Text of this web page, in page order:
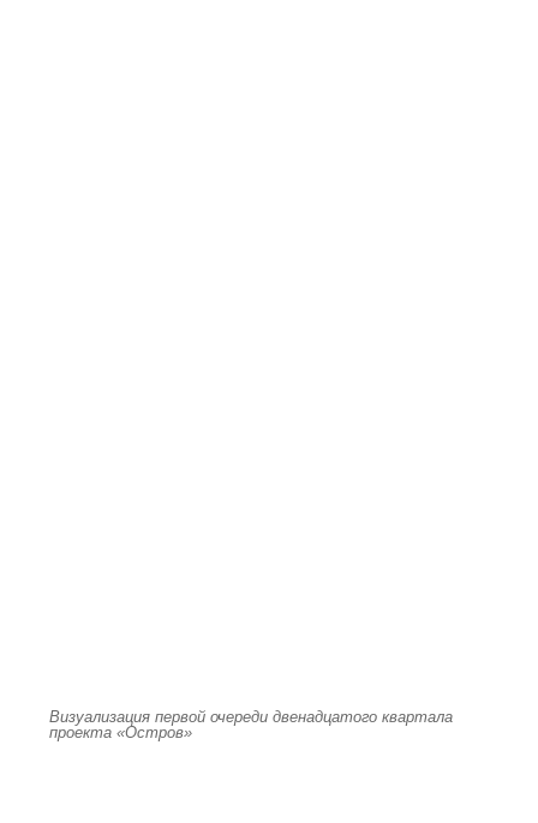
Визуализация первой очереди двенадцатого квартала
проекта «Остров»